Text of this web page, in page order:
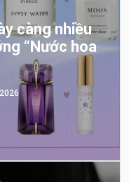
càng nhiều
“Nước hoa